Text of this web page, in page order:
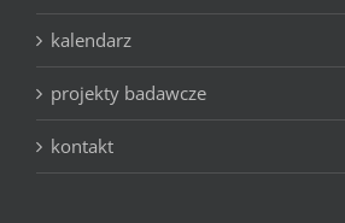
kalendarz
projekty badawcze
kontakt